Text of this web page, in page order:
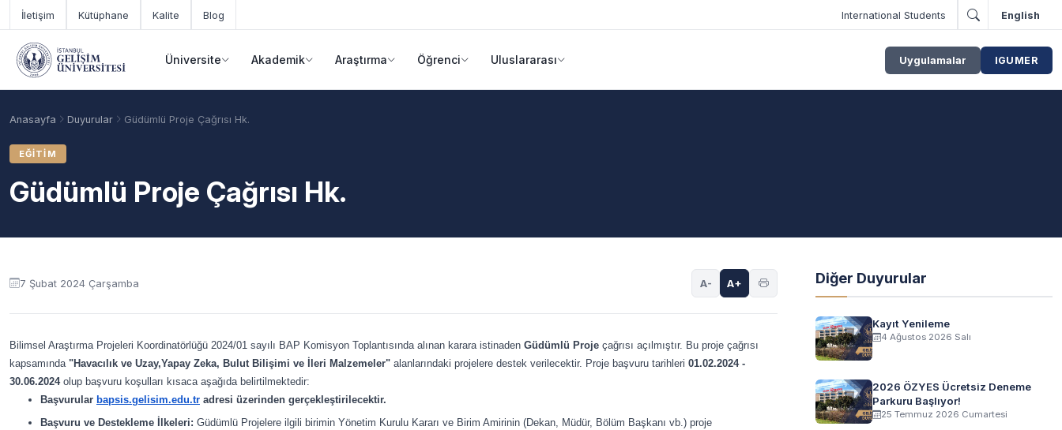
Ana içeriğe geç
İletişim Kütüphane Kalite Blog International Students English
Üniversite Akademik Araştırma Öğrenci Uluslararası Uygulamalar IGUMER
Anasayfa Duyurular Güdümlü Proje Çağrısı Hk.
EĞITIM
Güdümlü Proje Çağrısı Hk.
Duyuru içeriği
7 Şubat 2024 Çarşamba A- A+
Bilimsel Araştırma Projeleri Koordinatörlüğü 2024/01 sayılı BAP Komisyon Toplantısında alınan karara istinaden Güdümlü Proje çağrısı açılmıştır. Bu proje çağrısı
kapsamında "Havacılık ve Uzay,Yapay Zeka, Bulut Bilişimi ve İleri Malzemeler" alanlarındaki projelere destek verilecektir. Proje başvuru tarihleri 01.02.2024 -
30.06.2024 olup başvuru koşulları kısaca aşağıda belirtilmektedir:
Başvurular bapsis.gelisim.edu.tr adresi üzerinden gerçekleştirilecektir.
Başvuru ve Destekleme İlkeleri: Güdümlü Projelere ilgili birimin Yönetim Kurulu Kararı ve Birim Amirinin (Dekan, Müdür, Bölüm Başkanı vb.) proje
Diğer Duyurular
Kayıt Yenileme
4 Ağustos 2026 Salı
2026 ÖZYES Ücretsiz Deneme
Parkuru Başlıyor!
25 Temmuz 2026 Cumartesi